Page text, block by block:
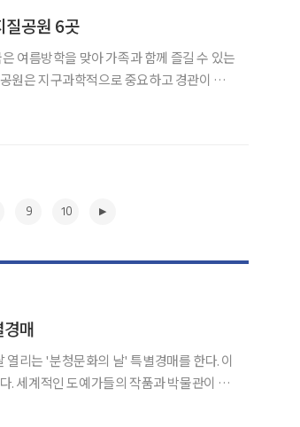
질공원 6곳
여름방학을 맞아 가족과 함께 즐길 수 있는
원은 지구과학적으로 중요하고 경관이 뛰
9 10
매
리는 '분청문화의 날' 특별경매를 한다. 이
직